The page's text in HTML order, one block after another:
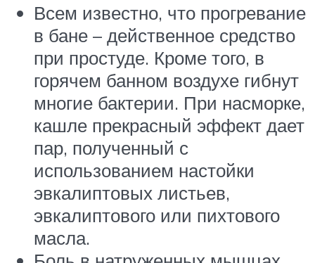
Всем известно, что прогревание
в бане – действенное средство
при простуде. Кроме того, в
горячем банном воздухе гибнут
многие бактерии. При насморке,
кашле прекрасный эффект дает
пар, полученный с
использованием настойки
эвкалиптовых листьев,
эвкалиптового или пихтового
масла.